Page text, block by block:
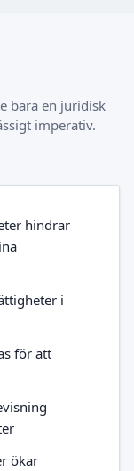
bara en juridisk
imperativ.
hindrar
i
för att
ökar